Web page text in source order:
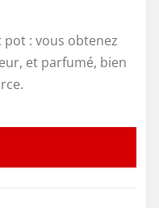
: vous obtenez
et parfumé, bien